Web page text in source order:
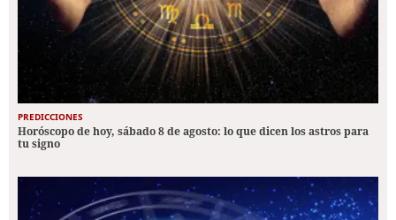
PREDICCIONES
Horóscopo de hoy, sábado 8 de agosto: lo que dicen los astros para
tu signo